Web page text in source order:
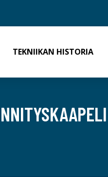
TEKNIIKAN HISTORIA